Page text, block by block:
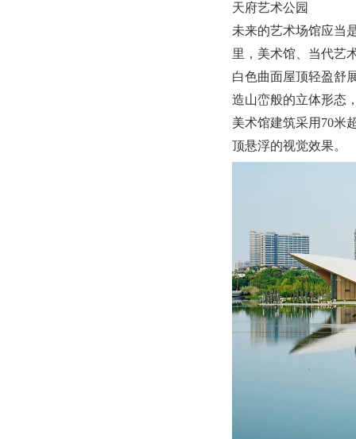
天府艺术公园
未来的艺术场馆应当
里，美术馆、当代艺
白色曲面屋顶轻盈舒
造山峦般的立体形态
美术馆建筑采用70米
顶悬浮的视觉效果。